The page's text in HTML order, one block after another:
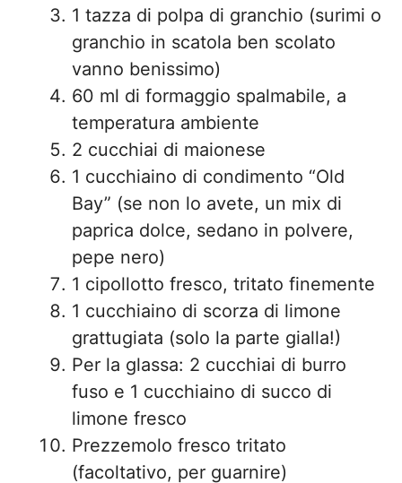
1 tazza di polpa di granchio (surimi o
granchio in scatola ben scolato
vanno benissimo)
60 ml di formaggio spalmabile, a
temperatura ambiente
2 cucchiai di maionese
1 cucchiaino di condimento “Old
Bay” (se non lo avete, un mix di
paprica dolce, sedano in polvere,
pepe nero)
1 cipollotto fresco, tritato finemente
1 cucchiaino di scorza di limone
grattugiata (solo la parte gialla!)
Per la glassa: 2 cucchiai di burro
fuso e 1 cucchiaino di succo di
limone fresco
Prezzemolo fresco tritato
(facoltativo, per guarnire)